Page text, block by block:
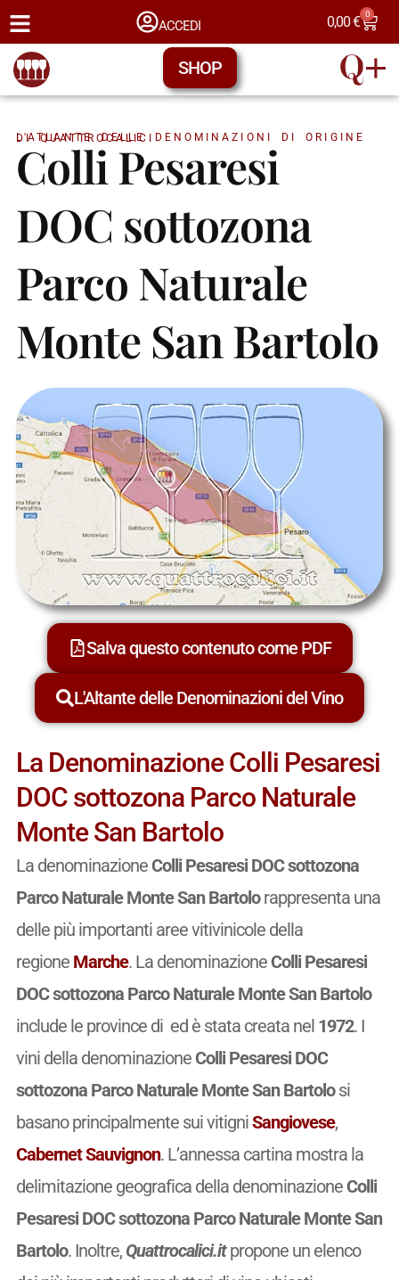
ACCEDI 0,00€ 0
SHOP
L'ATLANTE DELLE DENOMINAZIONI DI ORIGINE DI QUATTROCALICI
Colli Pesaresi
DOC sottozona
Parco Naturale
Monte San Bartolo
Salva questo contenuto come PDF
L'Altante delle Denominazioni del Vino
La Denominazione Colli Pesaresi
DOC sottozona Parco Naturale
Monte San Bartolo
La denominazione Colli Pesaresi DOC sottozona
Parco Naturale Monte San Bartolorappresenta una
delle più importanti aree vitivinicole della
regione Marche. La denominazione Colli Pesaresi
DOC sottozona Parco Naturale Monte San Bartolo
include le province di ed è stata creata nel 1972. I
vini della denominazione Colli Pesaresi DOC
sottozona Parco Naturale Monte San Bartolosi
basano principalmente sui vitigniSangiovese,
Cabernet Sauvignon. L’annessa cartina mostra la
delimitazione geografica della denominazione Colli
Pesaresi DOC sottozona Parco Naturale Monte San
Bartolo. Inoltre, Quattrocalici.itpropone un elenco